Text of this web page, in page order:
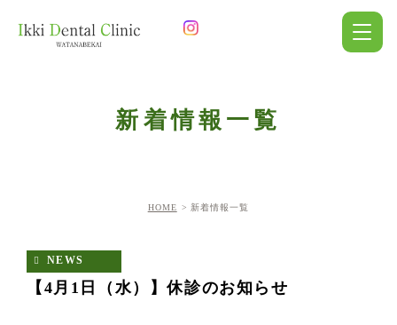
新着情報一覧
HOME 新着情報一覧
NEWS
【4月1日（水）】休診のお知らせ